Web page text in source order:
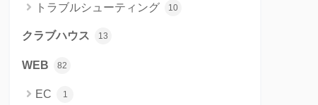
トラブルシューティング 10
クラブハウス 13
WEB 82
EC 1